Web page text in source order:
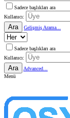
Sadece başlıkları ara
Kullanıcı:
Ara Gelişmiş Arama...
Sadece başlıkları ara
Kullanıcı:
Ara
Advanced...
Menü